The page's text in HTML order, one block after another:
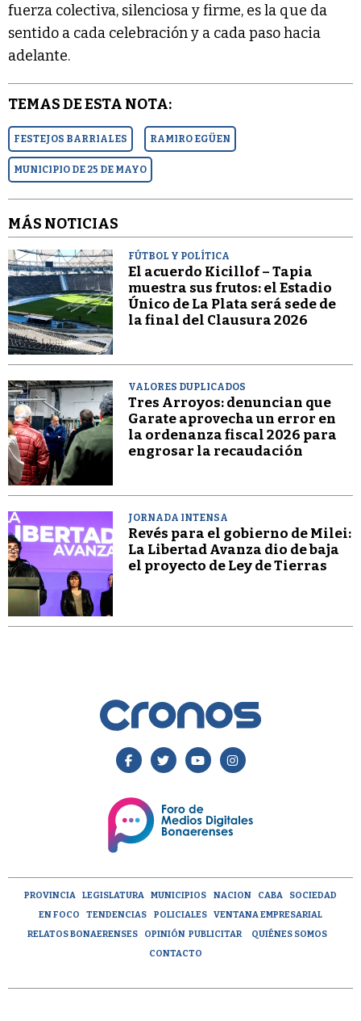
fuerza colectiva, silenciosa y firme, es la que da
sentido a cada celebración y a cada paso hacia
adelante.
TEMAS DE ESTA NOTA:
FESTEJOS BARRIALES RAMIRO EGÜEN
MUNICIPIO DE 25 DE MAYO
MÁS NOTICIAS
FÚTBOL Y POLÍTICA
El acuerdo Kicillof – Tapia
muestra sus frutos: el Estadio
Único de La Plata será sede de
la final del Clausura 2026
VALORES DUPLICADOS
Tres Arroyos: denuncian que
Garate aprovecha un error en
la ordenanza fiscal 2026 para
engrosar la recaudación
JORNADA INTENSA
Revés para el gobierno de Milei:
La Libertad Avanza dio de baja
el proyecto de Ley de Tierras
PROVINCIA LEGISLATURA MUNICIPIOS NACION CABA
SOCIEDAD
EN FOCO
TENDENCIAS POLICIALES
VENTANA EMPRESARIAL
RELATOS BONAERENSES
OPINIÓN PUBLICITAR
QUIÉNES SOMOS
CONTACTO